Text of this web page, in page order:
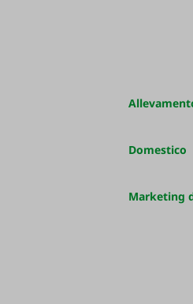
Domestico
Marketing